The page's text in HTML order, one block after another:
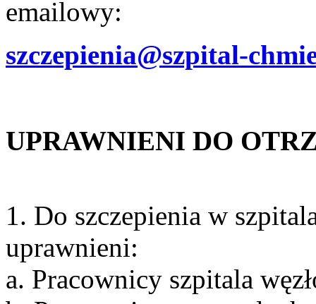
emailowy:
szczepienia@szpital-
UPRAWNIENI DO
1. Do szczepienia w
uprawnieni:
a. Pracownicy szpitala